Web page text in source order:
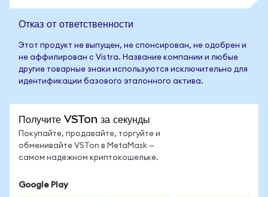
Отказ от ответственности
Этот продукт не выпущен, не спонсирован, не одобрен и
не аффилирован с Vistra. Название компании и любые
другие товарные знаки используются исключительно для
идентификации базового эталонного актива.
Получите VSTon за секунды
Покупайте, продавайте, торгуйте и
обменивайте VSTon в MetaMask —
самом надёжном криптокошельке.
Google Play